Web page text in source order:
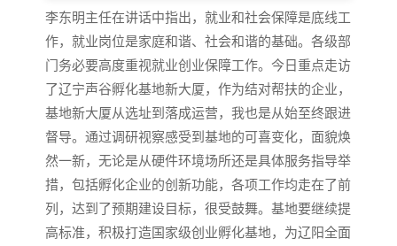
李东明主任在讲话中指出，就业和社会保障是底线工
作，就业岗位是家庭和谐、社会和谐的基础。各级部
门务必要高度重视就业创业保障工作。今日重点走访
了辽宁声谷孵化基地新大厦，作为结对帮扶的企业，
基地新大厦从选址到落成运营，我也是从始至终跟进
督导。通过调研视察感受到基地的可喜变化，面貌焕
然一新，无论是从硬件环境场所还是具体服务指导举
措，包括孵化企业的创新功能，各项工作均走在了前
列，达到了预期建设目标，很受鼓舞。基地要继续提
高标准，积极打造国家级创业孵化基地，为辽阳全面